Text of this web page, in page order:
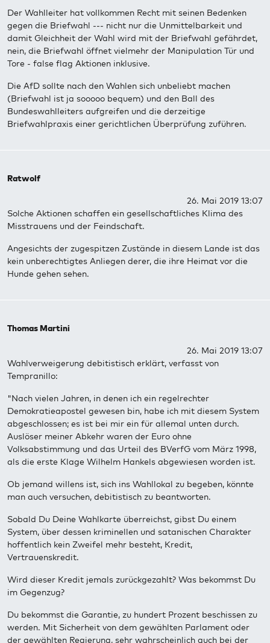
Der Wahlleiter hat vollkommen Recht mit seinen Bedenken
gegen die Briefwahl --- nicht nur die Unmittelbarkeit und
damit Gleichheit der Wahl wird mit der Briefwahl gefährdet,
nein, die Briefwahl öffnet vielmehr der Manipulation Tür und
Tore - false flag Aktionen inklusive.
Die AfD sollte nach den Wahlen sich unbeliebt machen
(Briefwahl ist ja sooooo bequem) und den Ball des
Bundeswahlleiters aufgreifen und die derzeitige
Briefwahlpraxis einer gerichtlichen Überprüfung zuführen.
Ratwolf
26. Mai 2019 13:07
Solche Aktionen schaffen ein gesellschaftliches Klima des
Misstrauens und der Feindschaft.
Angesichts der zugespitzen Zustände in diesem Lande ist das
kein unberechtigtes Anliegen derer, die ihre Heimat vor die
Hunde gehen sehen.
Thomas Martini
26. Mai 2019 13:07
Wahlverweigerung debitistisch erklärt, verfasst von
Tempranillo:
"Nach vielen Jahren, in denen ich ein regelrechter
Demokratieapostel gewesen bin, habe ich mit diesem System
abgeschlossen; es ist bei mir ein für allemal unten durch.
Auslöser meiner Abkehr waren der Euro ohne
Volksabstimmung und das Urteil des BVerfG vom März 1998,
als die erste Klage Wilhelm Hankels abgewiesen worden ist.
Ob jemand willens ist, sich ins Wahllokal zu begeben, könnte
man auch versuchen, debitistisch zu beantworten.
Sobald Du Deine Wahlkarte überreichst, gibst Du einem
System, über dessen kriminellen und satanischen Charakter
hoffentlich kein Zweifel mehr besteht, Kredit,
Vertrauenskredit.
Wird dieser Kredit jemals zurückgezahlt? Was bekommst Du
im Gegenzug?
Du bekommst die Garantie, zu hundert Prozent beschissen zu
werden. Mit Sicherheit von dem gewählten Parlament oder
der gewählten Regierung, sehr wahrscheinlich auch bei der